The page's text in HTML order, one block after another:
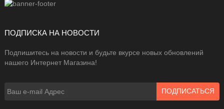
ПОДПИСКА НА НОВОСТИ
Подпишитесь на новости и будьте вкурсе новых обновлений
нашего Интернет Магазина!